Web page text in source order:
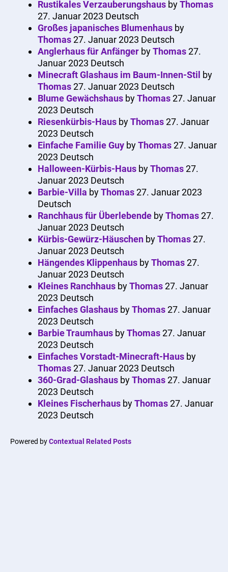
Rustikales Verzauberungshaus byThomas
27. Januar 2023 Deutsch
Großes japanisches Blumenhaus by
Thomas27. Januar 2023 Deutsch
Anglerhaus für Anfänger byThomas27.
Januar 2023 Deutsch
Minecraft Glashaus im Baum-Innen-Stil by
Thomas27. Januar 2023 Deutsch
Blume Gewächshaus byThomas27. Januar
2023 Deutsch
Riesenkürbis-Haus byThomas27. Januar
2023 Deutsch
Einfache Familie Guy byThomas27. Januar
2023 Deutsch
Halloween-Kürbis-Haus byThomas27.
Januar 2023 Deutsch
Barbie-Villa byThomas27. Januar 2023
Deutsch
Ranchhaus für Überlebende byThomas27.
Januar 2023 Deutsch
Kürbis-Gewürz-Häuschen byThomas27.
Januar 2023 Deutsch
Hängendes Klippenhaus byThomas27.
Januar 2023 Deutsch
Kleines Ranchhaus byThomas27. Januar
2023 Deutsch
Einfaches Glashaus byThomas27. Januar
2023 Deutsch
Barbie Traumhaus byThomas27. Januar
2023 Deutsch
Einfaches Vorstadt-Minecraft-Haus by
Thomas27. Januar 2023 Deutsch
360-Grad-Glashaus byThomas27. Januar
2023 Deutsch
Kleines Fischerhaus byThomas27. Januar
2023 Deutsch
Powered byContextual Related Posts